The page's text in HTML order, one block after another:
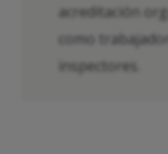
acreditación
como
inspectores.